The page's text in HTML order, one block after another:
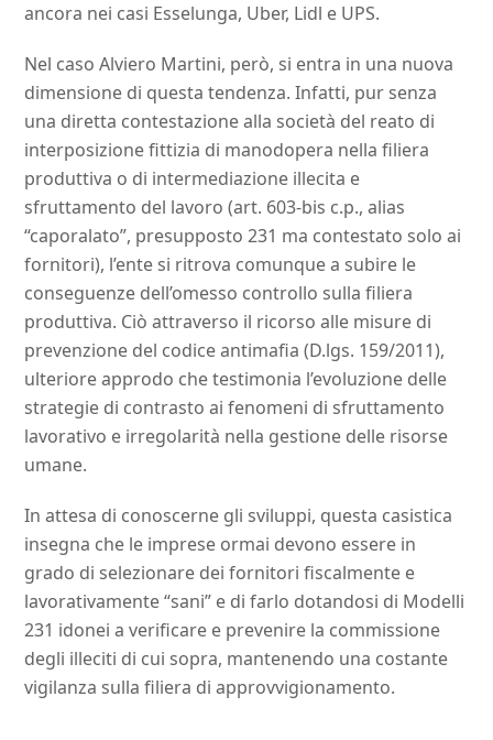
ancora nei casi Esselunga, Uber, Lidl e UPS.
Nel caso Alviero Martini, però, si entra in una nuova
dimensione di questa tendenza. Infatti, pur senza
una diretta contestazione alla società del reato di
interposizione fittizia di manodopera nella filiera
produttiva o di intermediazione illecita e
sfruttamento del lavoro (art. 603-bis c.p., alias
“caporalato”, presupposto 231 ma contestato solo ai
fornitori), l’ente si ritrova comunque a subire le
conseguenze dell’omesso controllo sulla filiera
produttiva. Ciò attraverso il ricorso alle misure di
prevenzione del codice antimafia (D.lgs. 159/2011),
ulteriore approdo che testimonia l’evoluzione delle
strategie di contrasto ai fenomeni di sfruttamento
lavorativo e irregolarità nella gestione delle risorse
umane.
In attesa di conoscerne gli sviluppi, questa casistica
insegna che le imprese ormai devono essere in
grado di selezionare dei fornitori fiscalmente e
lavorativamente “sani” e di farlo dotandosi di Modelli
231 idonei a verificare e prevenire la commissione
degli illeciti di cui sopra, mantenendo una costante
vigilanza sulla filiera di approvvigionamento.